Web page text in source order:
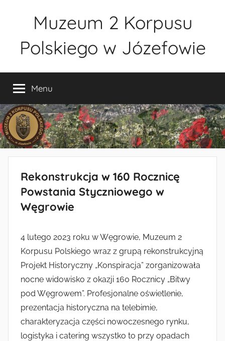
Muzeum 2 Korpusu
Polskiego w Józefowie
Korpusu
Polskiego
w
Józefowie
–
rezerwacja
838-
Menu
Rekonstrukcja w 160 Rocznicę
Powstania Styczniowego w
Węgrowie
4 lutego 2023 roku w Węgrowie, Muzeum 2
Korpusu Polskiego wraz z grupą rekonstrukcyjną
Projekt Historyczny „Konspiracja” zorganizowała
nocne widowisko z okazji 160 Rocznicy „Bitwy
pod Węgrowem”. Profesjonalne oświetlenie,
prezentacja historyczna na telebimie,
charakteryzacja części nowoczesnego rynku,
logistyka i catering wszystko to przy opadach